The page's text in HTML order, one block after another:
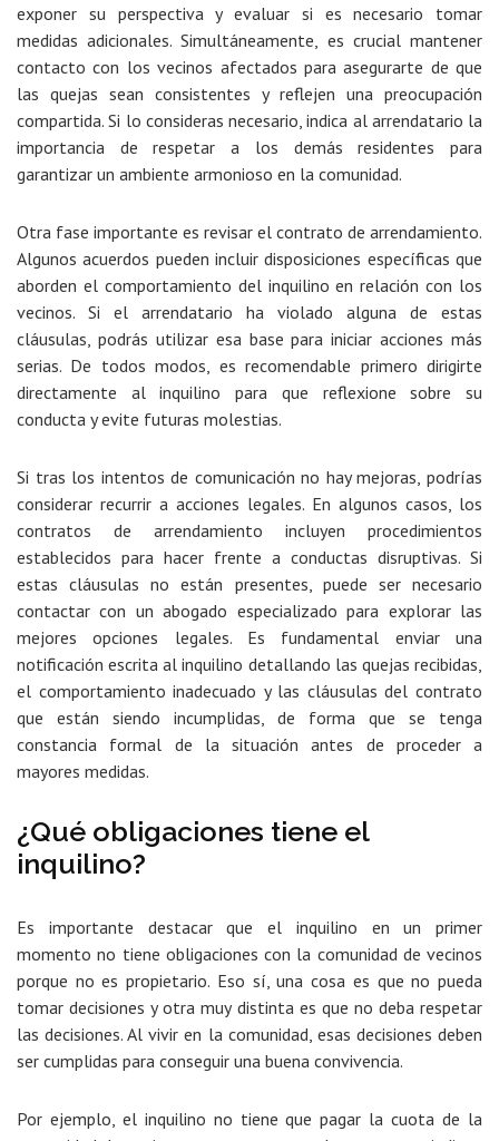
exponer su perspectiva y evaluar si es necesario tomar
medidas adicionales. Simultáneamente, es crucial mantener
contacto con los vecinos afectados para asegurarte de que
las quejas sean consistentes y reflejen una preocupación
compartida. Si lo consideras necesario, indica al arrendatario la
importancia de respetar a los demás residentes para
garantizar un ambiente armonioso en la comunidad.
Otra fase importante es revisar el contrato de arrendamiento.
Algunos acuerdos pueden incluir disposiciones específicas que
aborden el comportamiento del inquilino en relación con los
vecinos. Si el arrendatario ha violado alguna de estas
cláusulas, podrás utilizar esa base para iniciar acciones más
serias. De todos modos, es recomendable primero dirigirte
directamente al inquilino para que reflexione sobre su
conducta y evite futuras molestias.
Si tras los intentos de comunicación no hay mejoras, podrías
considerar recurrir a acciones legales. En algunos casos, los
contratos de arrendamiento incluyen procedimientos
establecidos para hacer frente a conductas disruptivas. Si
estas cláusulas no están presentes, puede ser necesario
contactar con un abogado especializado para explorar las
mejores opciones legales. Es fundamental enviar una
notificación escrita al inquilino detallando las quejas recibidas,
el comportamiento inadecuado y las cláusulas del contrato
que están siendo incumplidas, de forma que se tenga
constancia formal de la situación antes de proceder a
mayores medidas.
¿Qué obligaciones tiene el
inquilino?
Es importante destacar que el inquilino en un primer
momento no tiene obligaciones con la comunidad de vecinos
porque no es propietario. Eso sí, una cosa es que no pueda
tomar decisiones y otra muy distinta es que no deba respetar
las decisiones. Al vivir en la comunidad, esas decisiones deben
ser cumplidas para conseguir una buena convivencia.
Por ejemplo, el inquilino no tiene que pagar la cuota de la